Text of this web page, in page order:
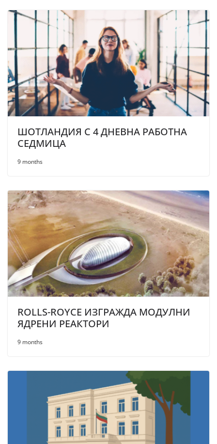
ШОТЛАНДИЯ С 4 ДНЕВНА РАБОТНА
СЕДМИЦА
9 months
ROLLS-ROYCE ИЗГРАЖДА МОДУЛНИ
ЯДРЕНИ РЕАКТОРИ
9 months